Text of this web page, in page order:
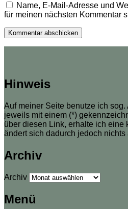
Name, E-Mail-Adresse und
für meinen nächsten Kommentar
Hinweis
Auf meiner Seite benutze ich
jeweils mit einem (*)
über diesen Link, erhalte ich eine
ändert sich dadurch jedoch nichts
Archiv
Archiv
Menü